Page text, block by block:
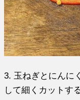
3. 玉ねぎとにんに
して細くカットする